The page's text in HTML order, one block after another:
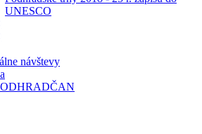
UNESCO
návštevy